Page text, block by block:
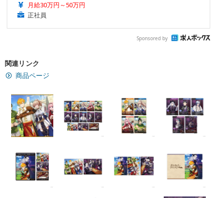
月給30万円～50万円
正社員
Sponsored by
関連リンク
商品ページ